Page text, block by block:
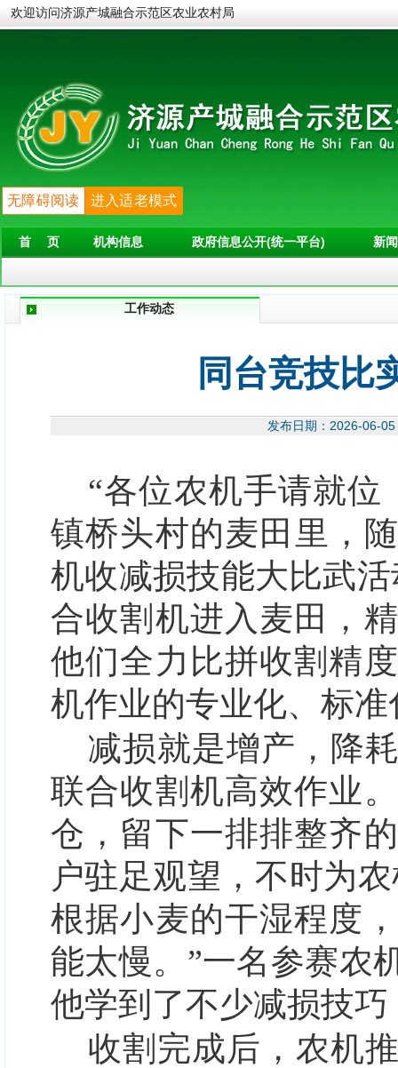
欢迎访问济源产城融合示范区农业农村局
无障碍阅读 进入适老模式
首 页 机构信息 政府信息公开(统一平台) 新
工作动态
同台竞技比
发布日期：2026-
“各位农机手请就位
镇桥头村的麦田里，
机收减损技能大比武
合收割机进入麦田，
他们全力比拼收割精
机作业的专业化、标
减损就是增产，降
联合收割机高效作业
仓，留下一排排整齐
户驻足观望，不时为
根据小麦的干湿程度
能太慢。”一名参赛农
他学到了不少减损技
收割完成后，农机